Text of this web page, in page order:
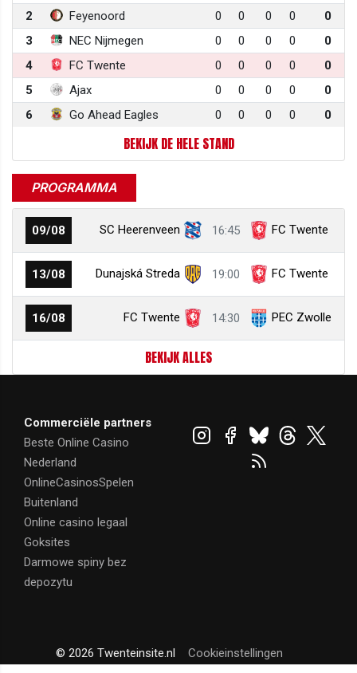
2
Feyenoord 0 0 0 0
0
3
NEC Nijmegen 0 0 0 0
0
4
FC Twente 0 0 0 0
0
5
Ajax 0 0 0 0
0
6
Go Ahead Eagles 0 0 0 0 0
BEKIJK DE HELE STAND
PROGRAMMA
09/08 SC Heerenveen 16:45 FC Twente
13/08 Dunajská Streda 19:00 FC Twente
16/08 FC Twente 14:30 PEC Zwolle
BEKIJK ALLES
Commerciële partners
Beste Online Casino
Nederland
OnlineCasinosSpelen
Buitenland
Online casino legaal
Goksites
Darmowe spiny bez
depozytu
© 2026 Twenteinsite.nl Cookieinstellingen